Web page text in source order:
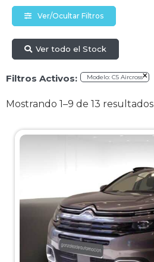
Ver/Ocultar Filtros
Ver todo el Stock
Filtros Activos: Modelo: C5 Aircross×
Mostrando 1–9 de 13 resultados